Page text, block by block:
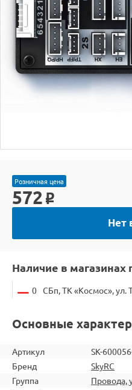
Розничная цена
572 o
Нет
Наличие в магазинах
0 СБп, ТК «Космос», ул.
Основные
Артикул
SK-
Бренд
SkyRC
Группа
Провода,